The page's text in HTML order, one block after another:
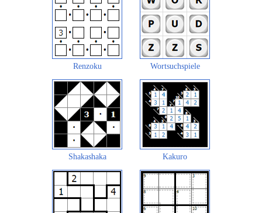
Renzoku Wortsuchspiele
Shakashaka Kakuro